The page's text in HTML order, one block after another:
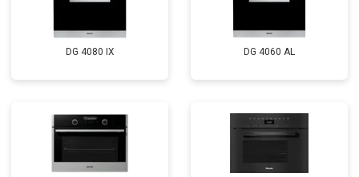
DG 4080 IX DG 4060 AL